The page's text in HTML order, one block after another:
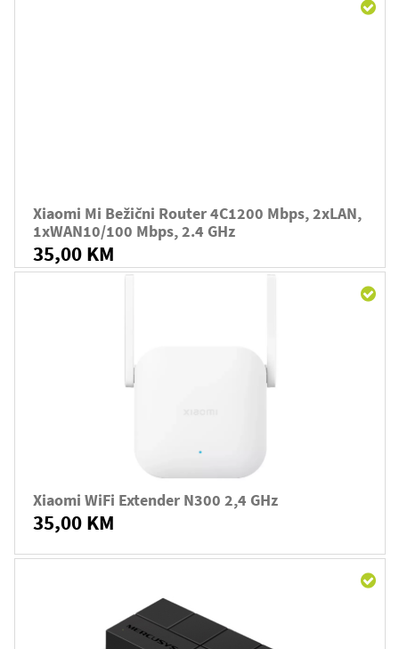
Xiaomi Mi Bežični Router 4C1200 Mbps, 2xLAN,
1xWAN10/100 Mbps, 2.4 GHz
35,00 KM
Xiaomi WiFi Extender N300 2,4 GHz
35,00 KM